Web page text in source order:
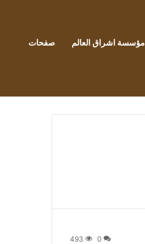
مؤسسة اشراق العالم صفحات
0
493